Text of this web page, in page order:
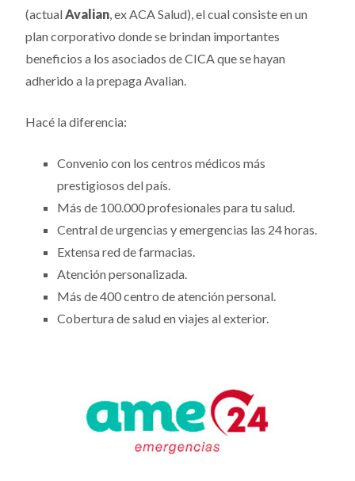
(actualAvalian, ex ACA Salud), el cual consiste en un
plan corporativo donde se brindan importantes
beneficios a los asociados de CICA que se hayan
adherido a la prepaga Avalian.
Hacé la diferencia:
Convenio con los centros médicos más
prestigiosos del país.
Más de 100.000 profesionales para tu salud.
Central de urgencias y emergencias las 24 horas.
Extensa red de farmacias.
Atención personalizada.
Más de 400 centro de atención personal.
Cobertura de salud en viajes al exterior.